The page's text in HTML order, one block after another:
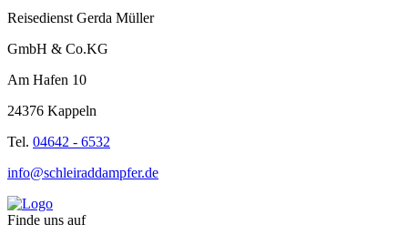
Reisedienst Gerda Müller
GmbH & Co.KG
Am Hafen 10
24376 Kappeln
Tel. 04642 - 6532
info@schleiraddampfer.de
Finde uns auf